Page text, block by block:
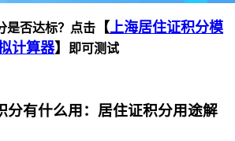
是否达标？点击 【 上海居住证积分模
计算器】 即可测试
分有什么用：居住证积分用途解